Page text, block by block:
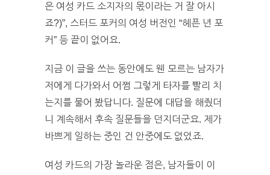
은 여성 카드 소지자의 몫이라는 거 잘 아시
죠?)”, 스터드 포커의 여성 버전인 “헤픈 년 포
커” 등 끝이 없어요.
지금 이 글을 쓰는 동안에도 웬 모르는 남자가
저에게 다가와서 어쩜 그렇게 타자를 빨리 치
는지를 물어 봤답니다. 질문에 대답을 해줬더
니 계속해서 후속 질문들을 던지더군요. 제가
바쁘게 일하는 중인 건 안중에도 없었죠.
여성 카드의 가장 놀라운 점은, 남자들이 이